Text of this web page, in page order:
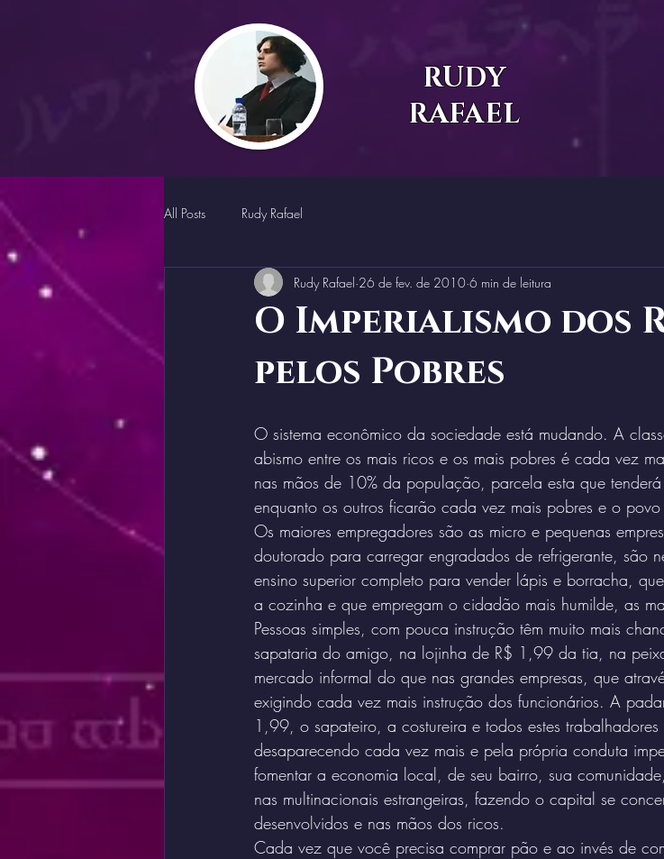
RUDY
RAFAEL
All Posts Rudy Rafael
O Imperialismo dos
pelos Pobres
Rudy Rafael 26 de fev. de 2010 6 min de leitura
O sistema econômico da sociedade está mudando. A
abismo entre os mais ricos e os mais pobres é cada vez
nas mãos de 10% da população, parcela esta que
enquanto os outros ficarão cada vez mais pobres e o
Os maiores empregadores são as micro e pequenas
doutorado para carregar engradados de refrigerante, são
ensino superior completo para vender lápis e borracha,
a cozinha e que empregam o cidadão mais humilde, as
Pessoas simples, com pouca instrução têm muito mais
sapataria do amigo, na lojinha de R$ 1,99 da tia, na
mercado informal do que nas grandes empresas, que
exigindo cada vez mais instrução dos funcionários. A
1,99, o sapateiro, a costureira e todos estes
desaparecendo cada vez mais e pela própria conduta
fomentar a economia local, de seu bairro, sua
nas multinacionais estrangeiras, fazendo o capital se
desenvolvidos e nas mãos dos ricos.
Cada vez que você precisa comprar pão e ao invés de